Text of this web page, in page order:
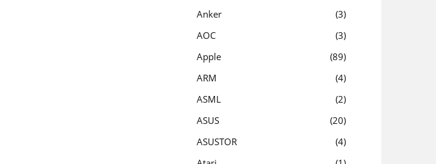
Anker
3
AOC
3
Apple
89
ARM
4
ASML
2
ASUS
20
ASUSTOR
4